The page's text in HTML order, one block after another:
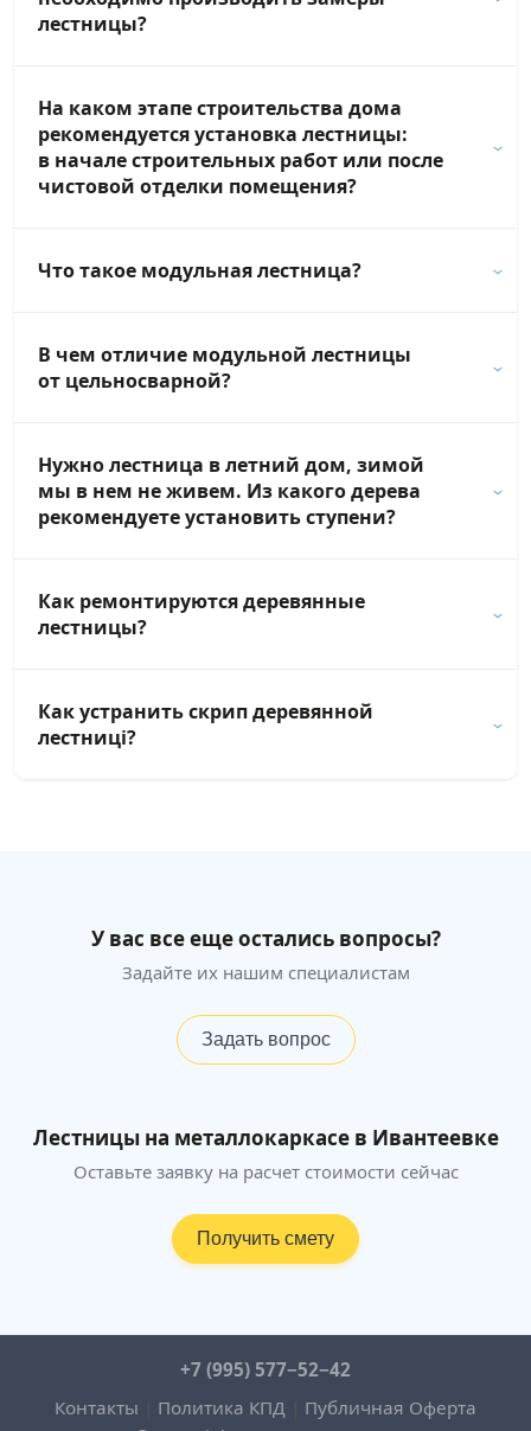
лестницы?
На каком этапе строительства дома
рекомендуется установка лестницы:
в начале строительных работ или после
чистовой отделки помещения?
Что такое модульная лестница?
В чем отличие модульной лестницы
от цельносварной?
Нужно лестница в летний дом, зимой
мы в нем не живем. Из какого дерева
рекомендуете установить ступени?
Как ремонтируются деревянные
лестницы?
Как устранить скрип деревянной
лестниці?
У вас все еще остались вопросы?
Задайте их нашим специалистам
Задать вопрос
Лестницы на металлокаркасе в Ивантеевке
Оставьте заявку на расчет стоимости сейчас
Получить смету
+7 (995) 577−52−42
Контакты
Политика КПД Публичная Оферта